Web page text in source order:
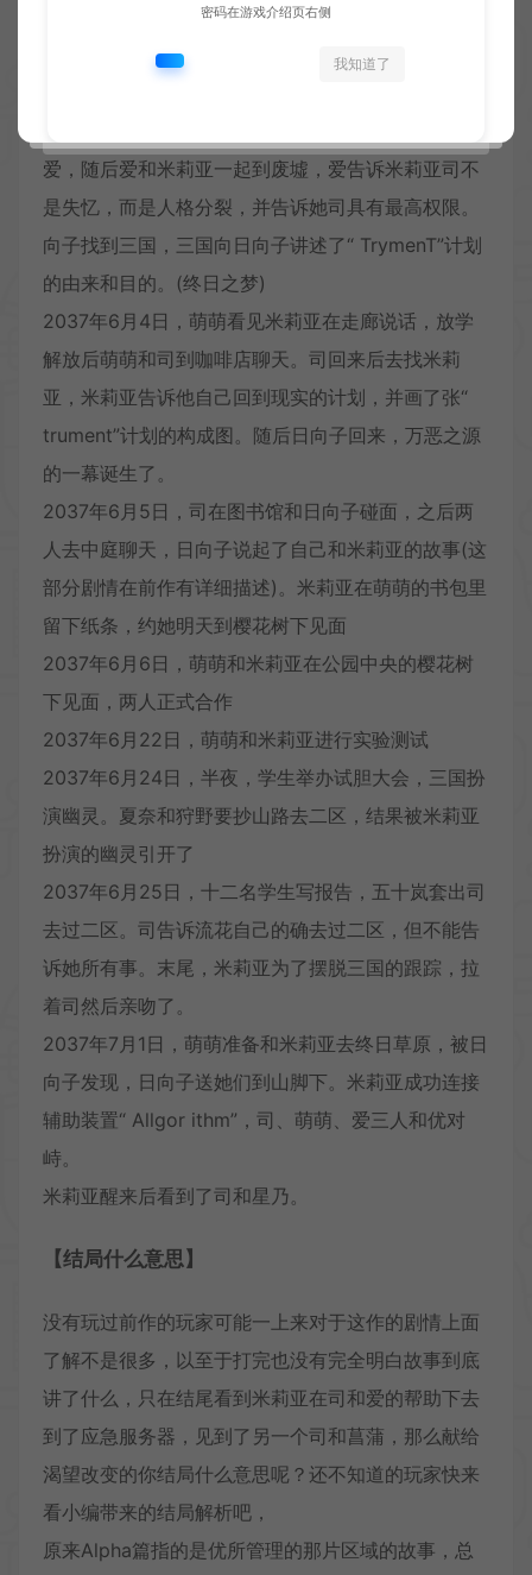
之标)。二人从二区返回，米莉亚说自己有方法。萌萌
找到日向子，请他帮忙查清三国的真正目的，萌萌想
爱，随后爱和米莉亚一起到废墟，爱告诉米莉亚司不
是失忆，而是人格分裂，并告诉她司具有最高权限。
向子找到三国，三国向日向子讲述了“ TrymenT”计划
的由来和目的。(终日之梦)
2037年6月4日，萌萌看见米莉亚在走廊说话，放学
解放后萌萌和司到咖啡店聊天。司回来后去找米莉
亚，米莉亚告诉他自己回到现实的计划，并画了张“
trument”计划的构成图。随后日向子回来，万恶之源
的一幕诞生了。
2037年6月5日，司在图书馆和日向子碰面，之后两
人去中庭聊天，日向子说起了自己和米莉亚的故事(这
部分剧情在前作有详细描述)。米莉亚在萌萌的书包里
留下纸条，约她明天到樱花树下见面
2037年6月6日，萌萌和米莉亚在公园中央的樱花树
下见面，两人正式合作
2037年6月22日，萌萌和米莉亚进行实验测试
2037年6月24日，半夜，学生举办试胆大会，三国扮
演幽灵。夏奈和狩野要抄山路去二区，结果被米莉亚
扮演的幽灵引开了
2037年6月25日，十二名学生写报告，五十岚套出司
去过二区。司告诉流花自己的确去过二区，但不能告
诉她所有事。末尾，米莉亚为了摆脱三国的跟踪，拉
着司然后亲吻了。
2037年7月1日，萌萌准备和米莉亚去终日草原，被日
向子发现，日向子送她们到山脚下。米莉亚成功连接
辅助装置“ Allgor ithm”，司、萌萌、爱三人和优对
峙。
米莉亚醒来后看到了司和星乃。
【结局什么意思】
没有玩过前作的玩家可能一上来对于这作的剧情上面
了解不是很多，以至于打完也没有完全明白故事到底
讲了什么，只在结尾看到米莉亚在司和爱的帮助下去
到了应急服务器，见到了另一个司和菖蒲，那么献给
渴望改变的你结局什么意思呢？还不知道的玩家快来
看小编带来的结局解析吧，
原来Alpha篇指的是优所管理的那片区域的故事，总
密码在游戏介绍页右侧
我知道了